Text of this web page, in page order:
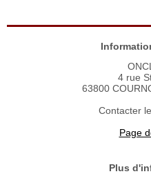
4 rue
63800
Contacter
Page
Plus